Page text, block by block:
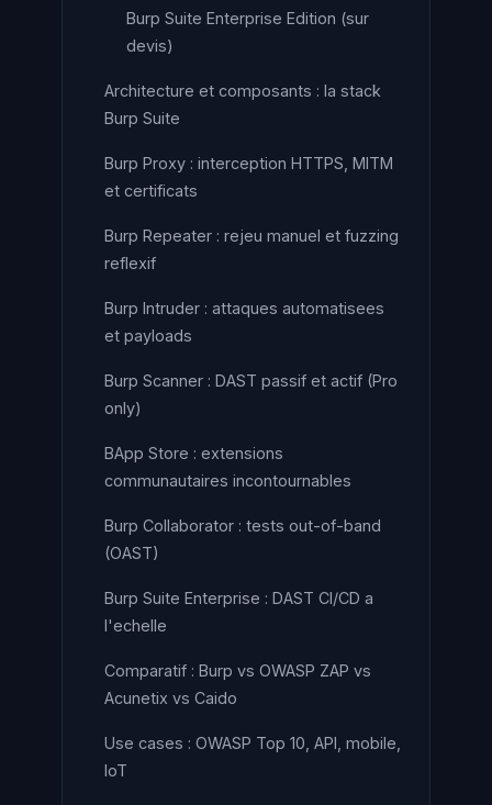
Burp Suite Enterprise Edition (sur
devis)
Architecture et composants : la stack
Burp Suite
Burp Proxy : interception HTTPS, MITM
et certificats
Burp Repeater : rejeu manuel et fuzzing
reflexif
Burp Intruder : attaques automatisees
et payloads
Burp Scanner : DAST passif et actif (Pro
only)
BApp Store : extensions
communautaires incontournables
Burp Collaborator : tests out-of-band
(OAST)
Burp Suite Enterprise : DAST CI/CD a
l'echelle
Comparatif : Burp vs OWASP ZAP vs
Acunetix vs Caido
Use cases : OWASP Top 10, API, mobile,
IoT